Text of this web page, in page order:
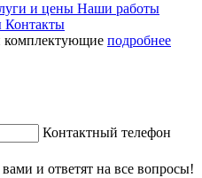
и цены Наши работы
Контакты
комплектующие подробнее
Контактный телефон
и ответят на все вопросы!